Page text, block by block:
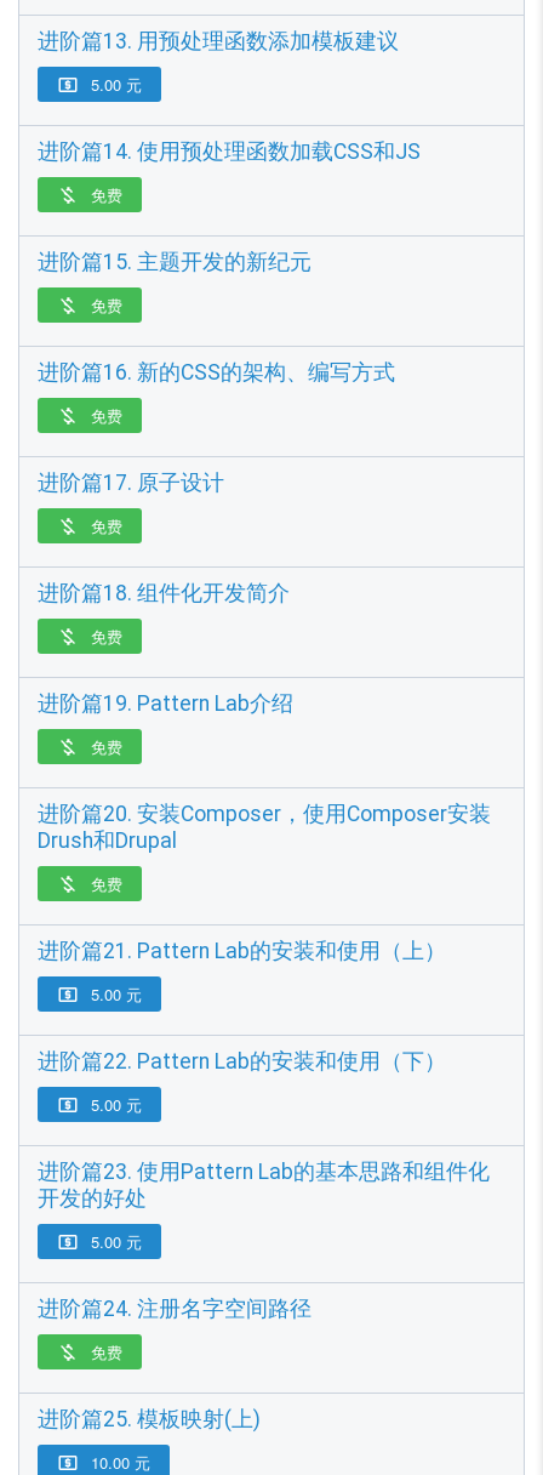
进阶篇13. 用预处理函数添加模板建议
 5.00 元
进阶篇14. 使用预处理函数加载CSS和JS
 免费
进阶篇15. 主题开发的新纪元
 免费
进阶篇16. 新的CSS的架构、编写方式
 免费
进阶篇17. 原子设计
 免费
进阶篇18. 组件化开发简介
 免费
进阶篇19. Pattern Lab介绍
 免费
进阶篇20. 安装Composer，使用Composer安装
Drush和Drupal
 免费
进阶篇21. Pattern Lab的安装和使用（上）
 5.00 元
进阶篇22. Pattern Lab的安装和使用（下）
 5.00 元
进阶篇23. 使用Pattern Lab的基本思路和组件化
开发的好处
 5.00 元
进阶篇24. 注册名字空间路径
 免费
进阶篇25. 模板映射(上)
 10.00 元